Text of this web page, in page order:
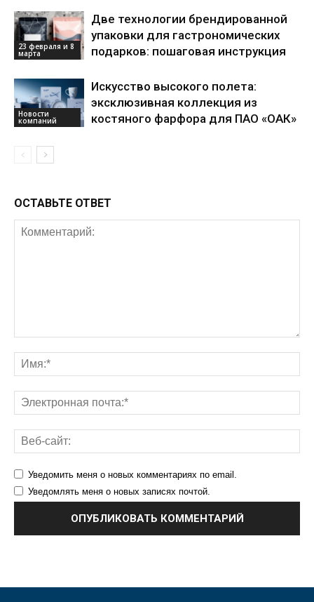
23 февраля и 8
марта
Две технологии брендированной
упаковки для гастрономических
подарков: пошаговая инструкция
Новости
компаний
Искусство высокого полета:
эксклюзивная коллекция из
костяного фарфора для ПАО «ОАК»
ОСТАВЬТЕ ОТВЕТ
Уведомить меня о новых комментариях по email.
Уведомлять меня о новых записях почтой.